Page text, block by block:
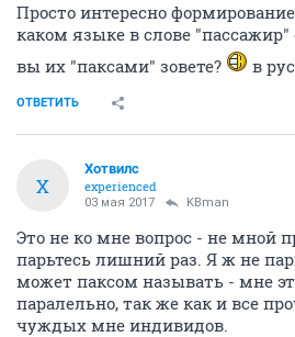
Просто интересно
каком языке в слове "пассажир"
вы их "паксами" зовете?
в
ОТВЕТИТЬ
Х
Хотвилс
experienced
03 мая 2017 KBman
Это не ко мне вопрос - не мной
парьтесь лишний раз. Я ж не
может паксом называть - мне
паралельно, так же как и все
чуждых мне индивидов.